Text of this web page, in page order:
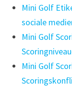
Mini Golf
sociale
Mini Golf
Mini Golf